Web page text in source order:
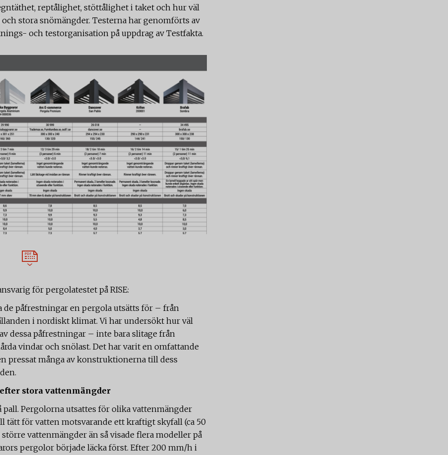
reptålighet, stöttålighet i taket och hur väl
stora snömängder. Testerna har genomförts av
och testorganisation på uppdrag av Testfakta.
för pergolatestet på RISE:
påfrestningar en pergola utsätts för – från
i nordiskt klimat. Vi har undersökt hur väl
dessa påfrestningar – inte bara slitage från
vindar och snölast. Det har varit en omfattande
pressat många av konstruktionerna till dess
stora vattenmängder
Pergolorna utsattes för olika vattenmängder
tätt för vatten motsvarande ett kraftigt skyfall (ca 50
vattenmängder än så visade flera modeller på
pergolor började läcka först. Efter 200 mm/h i